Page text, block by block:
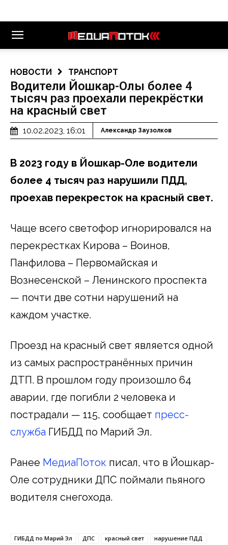
НОВОСТИ ТРАНСПОРТ
Водители Йошкар-Олы более 4
тысяч раз проехали перекрёстки
на красный свет
10.02.2023, 16:01 Александр Заузолков
В 2023 году в Йошкар-Оле водители
более 4 тысяч раз нарушили ПДД,
проехав перекресток на красный свет.
Чаще всего светофор игнорировался на
перекрестках Кирова – Воинов,
Панфилова – Первомайская и
Вознесенской – Ленинского проспекта
— почти две сотни нарушений на
каждом участке.
Проезд на красный свет является одной
из самых распространённых причин
ДТП. В прошлом году произошло 64
аварии, где погибли 2 человека и
пострадали — 115, сообщает пресс-
служба ГИБДД по Марий Эл.
Ранее МедиаПоток писал, что в Йошкар-
Оле сотрудники ДПС поймали пьяного
водителя снегохода.
ГИБДД по Марий Эл ДПС красный свет нарушение ПДД